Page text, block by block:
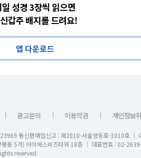
일 성경 3장씩 읽으면
갑주 배지를 드려요!
앱 다운로드
｜ 광고문의 ｜ 이용약관 ｜ 개인정보
통신판매업신고 : 제2010-서울영등포-1010호 │
평동 5가) 아이에스비즈타워 18층 │ 대표번호 : 02-
reserved.